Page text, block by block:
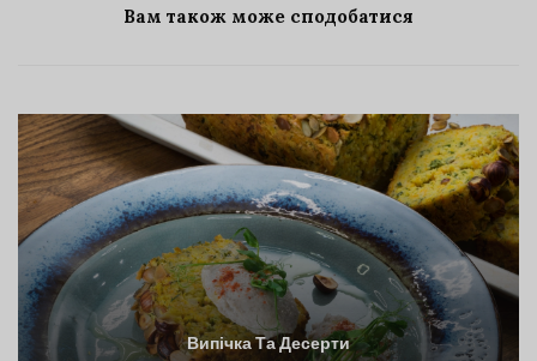
Вам також може сподобатися
Випічка Та Десерти